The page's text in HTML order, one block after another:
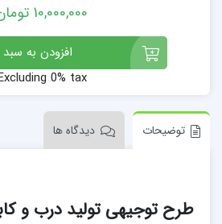
10,000,000 تومان
افزودن به
0% tax
توضیحات دیدگاه ها
طرح توجیهی تولید درب و